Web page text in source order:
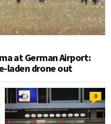
at German Airport:
laden drone out
0